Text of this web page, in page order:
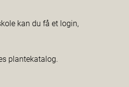
kan du få et login,
plantekatalog.